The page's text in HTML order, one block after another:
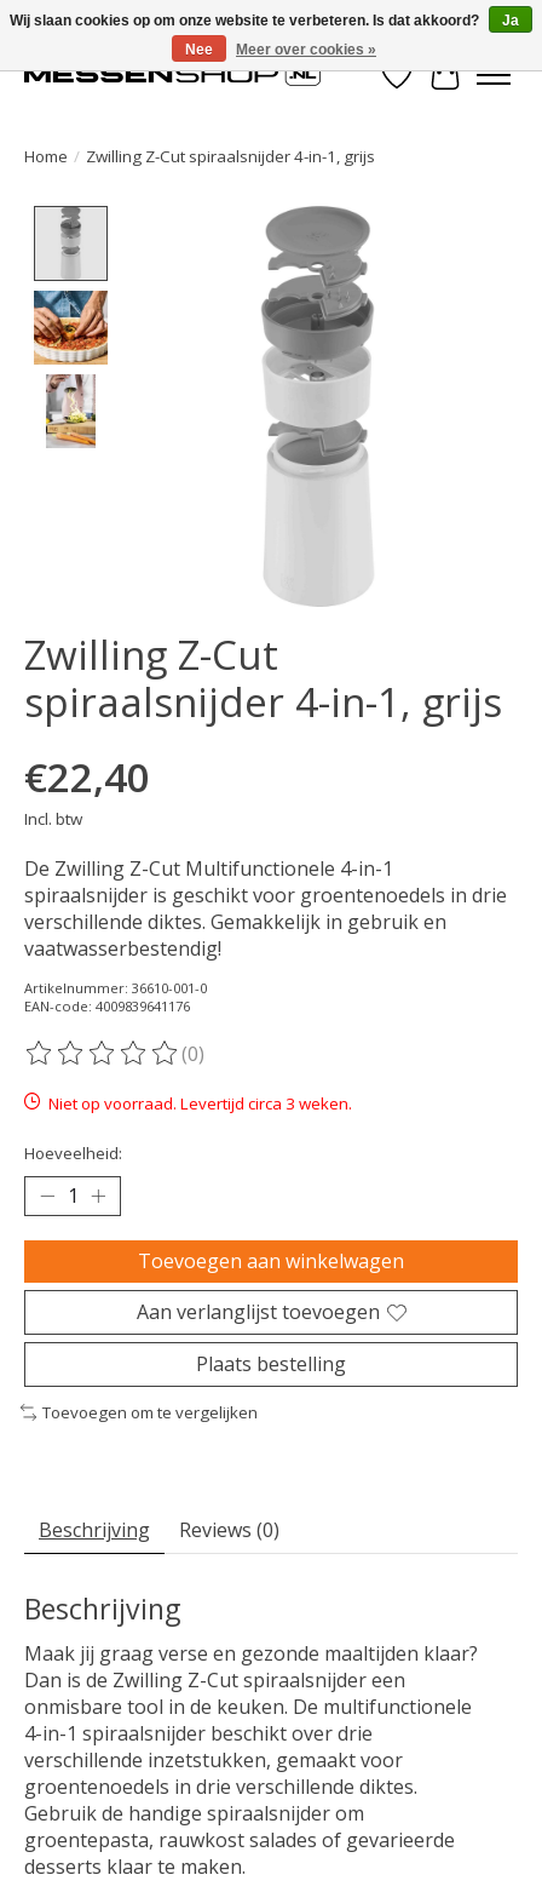
Verlanglijst
Home / Zwilling Z-Cut spiraalsnijder 4-in-1, grijs
Product image slideshow Items
Zwilling Z-Cut
spiraalsnijder 4-in-1, grijs
€22,40
Incl. btw
De Zwilling Z-Cut Multifunctionele 4-in-1
spiraalsnijder is geschikt voor groentenoedels in drie
verschillende diktes. Gemakkelijk in gebruik en
vaatwasserbestendig!
Artikelnummer: 36610-001-0
EAN-code: 4009839641176
De beoordeling van dit product is
(0)
Niet op voorraad. Levertijd circa 3 weken.
Hoeveelheid:
Toevoegen aan winkelwagen
Aan verlanglijst toevoegen
Plaats bestelling
Toevoegen om te vergelijken
Beschrijving Reviews (0)
Beschrijving
Maak jij graag verse en gezonde maaltijden klaar?
Dan is de Zwilling Z-Cut spiraalsnijder een
onmisbare tool in de keuken. De multifunctionele
4-in-1 spiraalsnijder beschikt over drie
verschillende inzetstukken, gemaakt voor
groentenoedels in drie verschillende diktes.
Gebruik de handige spiraalsnijder om
groentepasta, rauwkost salades of gevarieerde
desserts klaar te maken.
Wij slaan cookies op om onze website te verbeteren. Is dat akkoord?
Ja
Nee
Meer over cookies »